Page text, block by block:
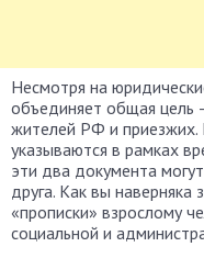
Несмотря на
объединяет общая цель
жителей РФ и
указываются в рамках
эти два документа
друга. Как вы наверняка
«прописки» взрослому
социальной и